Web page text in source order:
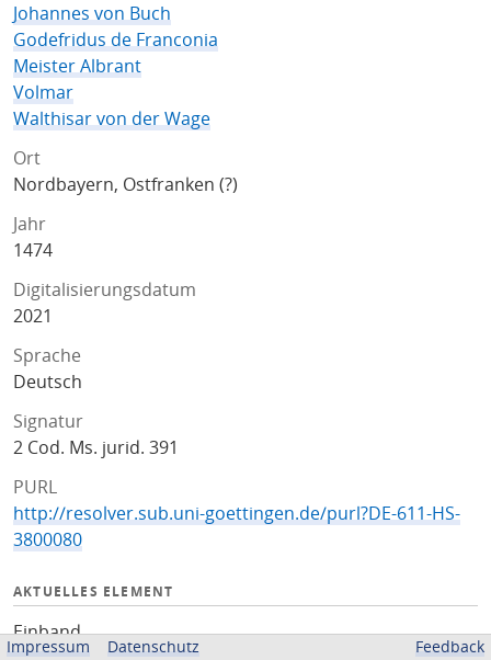
Johannes von Buch
Godefridus de Franconia
Meister Albrant
Volmar
Walthisar von der Wage
Ort
Nordbayern, Ostfranken (?)
Jahr
1474
Digitalisierungsdatum
2021
Sprache
Deutsch
Signatur
2 Cod. Ms. jurid. 391
PURL
http://resolver.sub.uni-goettingen.de/purl?DE-611-HS-
3800080
AKTUELLES ELEMENT
Einband
Impressum Datenschutz Feedback